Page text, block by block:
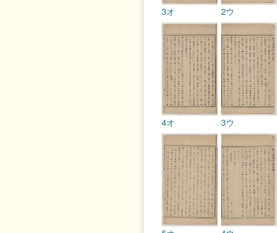
2ウ
3オ
3ウ
4オ